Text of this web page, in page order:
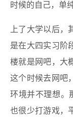
时候的自己，单
上了大学以后
是在大四实习阶
楼就是网吧，大
这个时候去网吧
环境并不理想。
也很少打游戏，